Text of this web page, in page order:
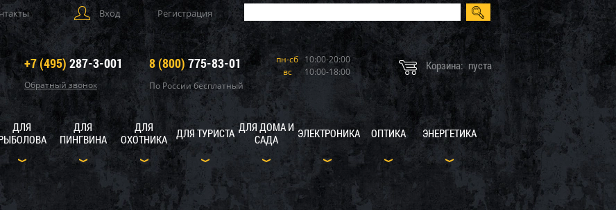
Вход Регистрация
+7 (495) 287-3-001
Обратный звонок
8 (800) 775-83-01
По России бесплатный
пн-сб 10:00-20:00
вс
10:00-18:00 Корзина: пуста
ДЛЯ
ДЛЯ
ПИНГВИНА
ДЛЯ
ОХОТНИКА
ДЛЯ ТУРИСТА ДЛЯ ДОМА И
САДА
ЭЛЕКТРОНИКА ОПТИКА ЭНЕРГЕТИКА